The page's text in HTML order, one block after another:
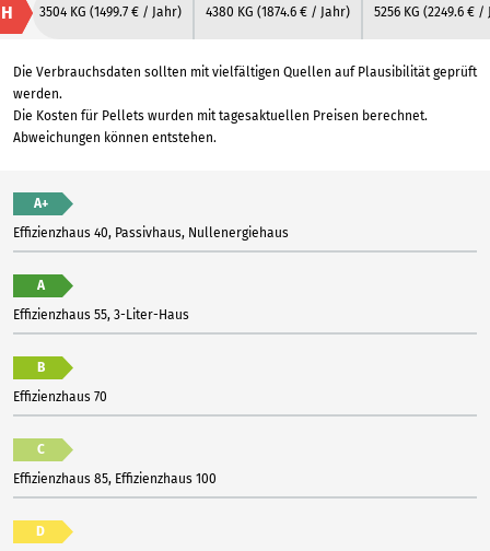
H 3504 KG (1499.7 € / Jahr) 4380 KG (1874.6 € / Jahr) 5256 KG (2249.6 € /
Die Verbrauchsdaten sollten mit vielfältigen Quellen auf Plausibilität geprüft
werden.
Die Kosten für Pellets wurden mit tagesaktuellen Preisen berechnet.
Abweichungen können entstehen.
A+
Effizienzhaus 40, Passivhaus, Nullenergiehaus
A
Effizienzhaus 55, 3-Liter-Haus
B
Effizienzhaus 70
C
Effizienzhaus 85, Effizienzhaus 100
D